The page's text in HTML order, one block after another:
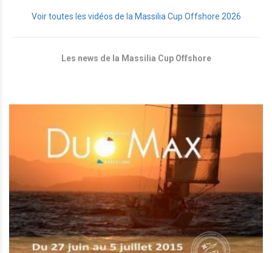
Voir toutes les vidéos de la Massilia Cup Offshore 2026
Les news de la Massilia Cup Offshore